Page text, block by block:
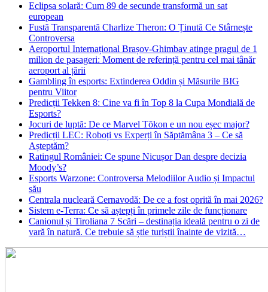
Eclipsa solară: Cum 89 de secunde transformă un sat
european
Fustă Transparentă Charlize Theron: O Ținută Ce Stârnește
Controversa
Aeroportul Internațional Brașov‑Ghimbav atinge pragul de 1
milion de pasageri: Moment de referință pentru cel mai tânăr
aeroport al țării
Gambling în esports: Extinderea Oddin și Măsurile BIG
pentru Viitor
Predicții Tekken 8: Cine va fi în Top 8 la Cupa Mondială de
Esports?
Jocuri de luptă: De ce Marvel Tōkon e un nou eșec major?
Predicții LEC: Roboți vs Experți în Săptămâna 3 – Ce să
Așteptăm?
Ratingul României: Ce spune Nicușor Dan despre decizia
Moody’s?
Esports Warzone: Controversa Melodiilor Audio și Impactul
său
Centrala nucleară Cernavodă: De ce a fost oprită în mai 2026?
Sistem e-Terra: Ce să aștepți în primele zile de funcționare
Canionul și Tiroliana 7 Scări – destinația ideală pentru o zi de
vară în natură. Ce trebuie să știe turiștii înainte de vizită…